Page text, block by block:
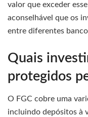
valor que exceder
aconselhável que os
entre diferentes
Quais
protegidos
O FGC cobre uma
incluindo depósitos à